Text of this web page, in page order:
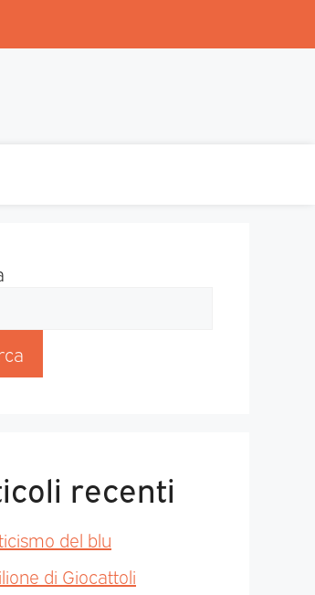
recenti
del blu
di Giocattoli